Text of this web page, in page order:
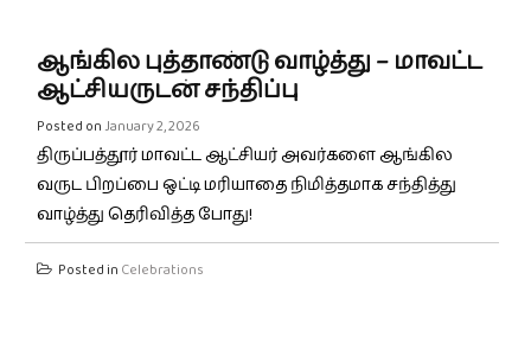
ஆங்கில புத்தாண்டு வாழ்த்து – மாவட்ட
ஆட்சியருடன் சந்திப்பு
Posted on January 2, 2026
திருப்பத்தூர் மாவட்ட ஆட்சியர் அவர்களை ஆங்கில
வருட பிறப்பை ஒட்டி மரியாதை நிமித்தமாக சந்தித்து
வாழ்த்து தெரிவித்த போது!
Posted in Celebrations